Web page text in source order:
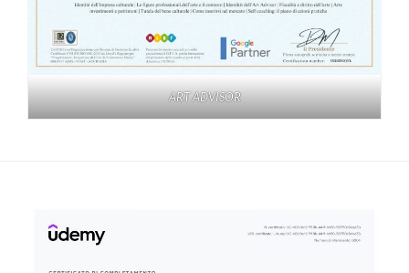
ART ADVISOR